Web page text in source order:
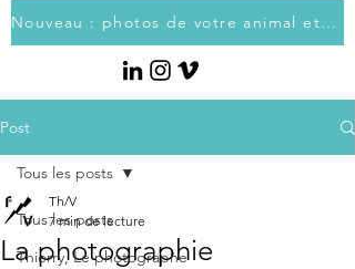
Nouveau : photos de votre animal et vous
Post
Tous les posts
Thierry, Le photographe
Tous les posts
La photographie
Th/V
7 min de lecture